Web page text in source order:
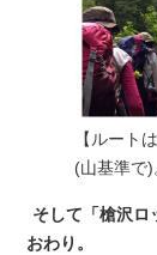
【ルート
(山基準で)
そして「槍沢ロ
おわり。